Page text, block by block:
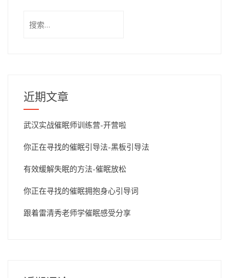
索：
近期文章
武汉实战催眠师训练营-开营啦
你正在寻找的催眠引导法-黑板引导法
有效缓解失眠的方法-催眠放松
你正在寻找的催眠拥抱身心引导词
跟着雷清秀老师学催眠感受分享